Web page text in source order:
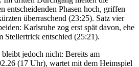
entscheidenden Phasen hoch, griffen
überraschend (23:25). Satz vier
Karlsruhe zog erst spät davon, ehe
Stellertrick entschied (25:21).
jedoch nicht: Bereits am
(17 Uhr), wartet mit dem Heimspiel